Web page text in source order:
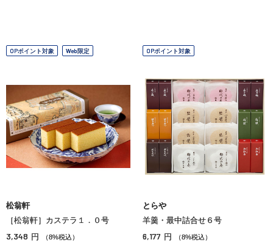
OPポイント対象 Web限定
松翁軒
［松翁軒］カステラ１．０号
3,348 円 （8%税込）
OPポイント対象
とらや
羊羹・最中詰合せ６号
6,177 円 （8%税込）